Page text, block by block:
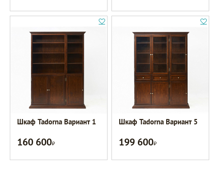
Шкаф Tadorna Вариант 1
160 600Р
Шкаф Tadorna Вариант 5
199 600Р